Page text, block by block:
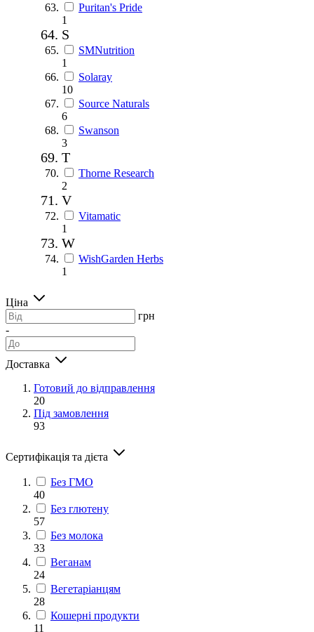
Puritan's Pride
1
S
SMNutrition
1
Solaray
10
Source Naturals
6
Swanson
3
T
Thorne Research
2
V
Vitamatic
1
W
WishGarden Herbs
1
Ціна
грн
-
Доставка
Готовий до відправлення
20
Під замовлення
93
Сертифікація та дієта
Без ГМО
40
Без глютену
57
Без молока
33
Веганам
24
Вегетаріанцям
28
Кошерні продукти
11